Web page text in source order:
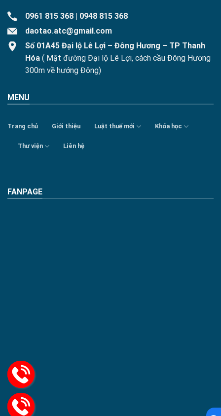
0961 815 368 | 0948 815 368
daotao.atc@gmail.com
Số 01A45 Đại lộ Lê Lợi – Đông Hương – TP Thanh
Hóa ( Mặt đường Đại lộ Lê Lợi, cách cầu Đông Hương
300m về hướng Đông)
MENU
Trang chủ Giới thiệu Luật thuế mới Khóa học
Thư viện Liên hệ
FANPAGE